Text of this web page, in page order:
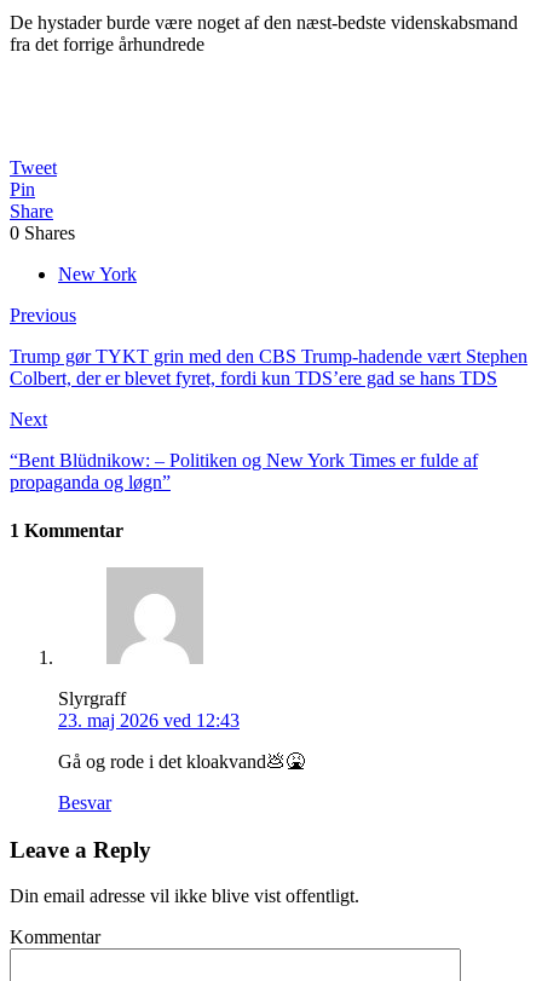
De hystader burde være noget af den næst-bedste videnskabsmand
fra det forrige århundrede
Tweet
Pin
Share
0 Shares
New York
Previous
Trump gør TYKT grin med den CBS Trump-hadende vært Stephen
Colbert, der er blevet fyret, fordi kun TDS’ere gad se hans TDS
Next
“Bent Blüdnikow: – Politiken og New York Times er fulde af
propaganda og løgn”
1 Kommentar
Slyrgraff
23. maj 2026 ved 12:43
Gå og rode i det kloakvand💩🤮
Besvar
Leave a Reply
Din email adresse vil ikke blive vist offentligt.
Kommentar